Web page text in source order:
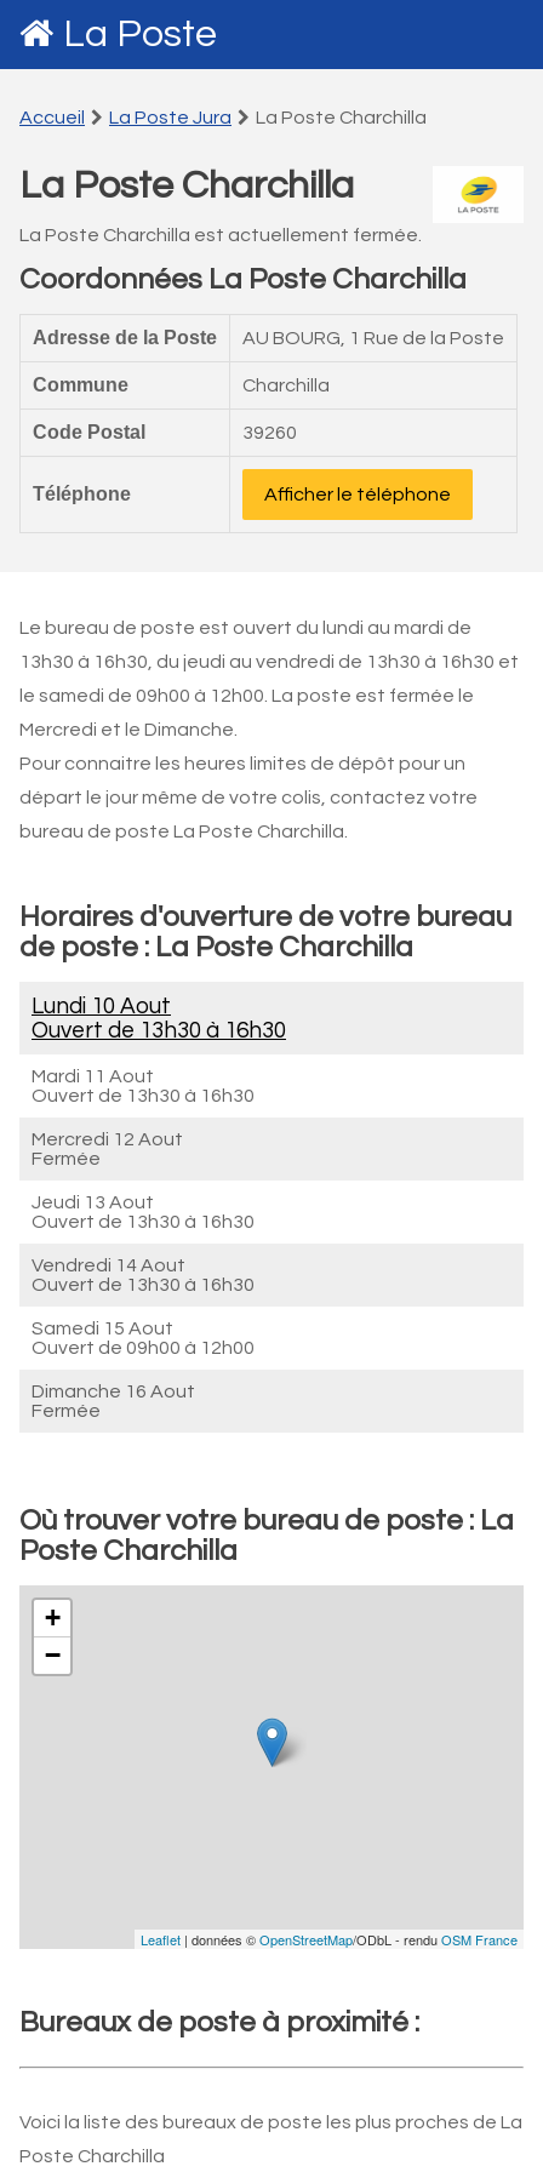
La Poste
Accueil La Poste Jura La Poste Charchilla
La Poste Charchilla
La Poste Charchilla est actuellement fermée.
Coordonnées La Poste Charchilla
Adresse de la Poste AU BOURG, 1 Rue de la Poste
Commune Charchilla
Code Postal 39260
Téléphone Afficher le téléphone
Le bureau de poste est ouvert du lundi au mardi de
13h30 à 16h30, du jeudi au vendredi de 13h30 à 16h30 et
le samedi de 09h00 à 12h00. La poste est fermée le
Mercredi et le Dimanche.
Pour connaitre les heures limites de dépôt pour un
départ le jour même de votre colis, contactez votre
bureau de poste La Poste Charchilla.
Horaires d'ouverture de votre bureau
de poste : La Poste Charchilla
Lundi 10 Aout
Ouvert de 13h30 à 16h30
Mardi 11 Aout
Ouvert de 13h30 à 16h30
Mercredi 12 Aout
Fermée
Jeudi 13 Aout
Ouvert de 13h30 à 16h30
Vendredi 14 Aout
Ouvert de 13h30 à 16h30
Samedi 15 Aout
Ouvert de 09h00 à 12h00
Dimanche 16 Aout
Fermée
Où trouver votre bureau de poste : La
Poste Charchilla
+
−
Leaflet | données ©OpenStreetMap/ODbL - renduOSM France
Bureaux de poste à proximité :
Voici la liste des bureaux de poste les plus proches de La
Poste Charchilla